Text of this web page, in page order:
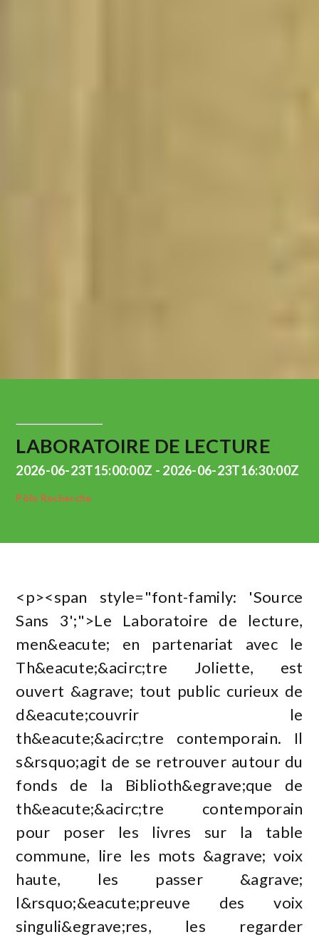
LABORATOIRE DE LECTURE
2026-06-23T15:00:00Z - 2026-06-23T16:30:00Z
Pôle Recherche
<p><span style="font-family: 'Source
Sans 3';">Le Laboratoire de lecture,
men&eacute; en partenariat avec le
Th&eacute;&acirc;tre Joliette, est
ouvert &agrave; tout public curieux de
d&eacute;couvrir le
th&eacute;&acirc;tre contemporain. Il
s&rsquo;agit de se retrouver autour du
fonds de la Biblioth&egrave;que de
th&eacute;&acirc;tre contemporain
pour poser les livres sur la table
commune, lire les mots &agrave; voix
haute, les passer &agrave;
l&rsquo;&eacute;preuve des voix
singuli&egrave;res, les regarder